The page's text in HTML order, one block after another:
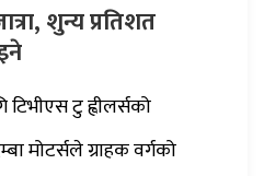
शुन्य प्रतिशत
टु ह्वीलर्सको
मोटर्सले ग्राहक वर्गको